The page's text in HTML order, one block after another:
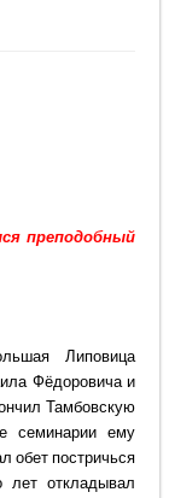
преподобный
Липовица
Фёдоровича и
Тамбовскую
семинарии ему
обет постричься
лет откладывал